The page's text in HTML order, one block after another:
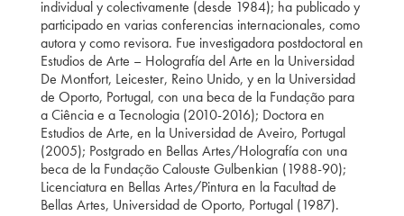
individual y colectivamente (desde 1984); ha publicado y
participado en varias conferencias internacionales, como
autora y como revisora. Fue investigadora postdoctoral en
Estudios de Arte – Holografía del Arte en la Universidad
De Montfort, Leicester, Reino Unido, y en la Universidad
de Oporto, Portugal, con una beca de la Fundação para
a Ciência e a Tecnologia (2010-2016); Doctora en
Estudios de Arte, en la Universidad de Aveiro, Portugal
(2005); Postgrado en Bellas Artes/Holografía con una
beca de la Fundação Calouste Gulbenkian (1988-90);
Licenciatura en Bellas Artes/Pintura en la Facultad de
Bellas Artes, Universidad de Oporto, Portugal (1987).